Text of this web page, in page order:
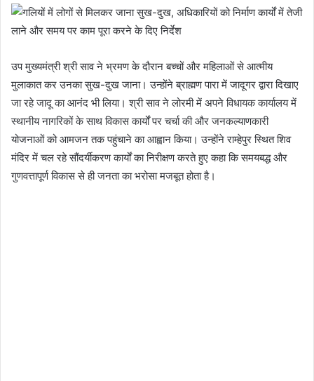
उप मुख्यमंत्री श्री साव ने भ्रमण के दौरान बच्चों और महिलाओं से आत्मीय
मुलाकात कर उनका सुख-दुख जाना। उन्होंने ब्राह्मण पारा में जादूगर द्वारा दिखाए
जा रहे जादू का आनंद भी लिया। श्री साव ने लोरमी में अपने विधायक कार्यालय में
स्थानीय नागरिकों के साथ विकास कार्यों पर चर्चा की और जनकल्याणकारी
योजनाओं को आमजन तक पहुंचाने का आह्वान किया। उन्होंने राम्हेपुर स्थित शिव
मंदिर में चल रहे सौंदर्यीकरण कार्यों का निरीक्षण करते हुए कहा कि समयबद्ध और
गुणवत्तापूर्ण विकास से ही जनता का भरोसा मजबूत होता है।